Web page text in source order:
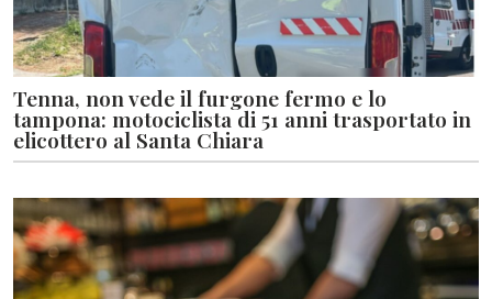
Tenna, non vede il furgone fermo e lo
tampona: motociclista di 51 anni trasportato in
elicottero al Santa Chiara